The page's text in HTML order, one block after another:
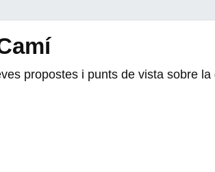
propostes i punts de vista sobre la